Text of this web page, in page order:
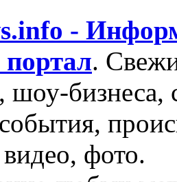
-
портал.
шоу-бизнеса,
фото.